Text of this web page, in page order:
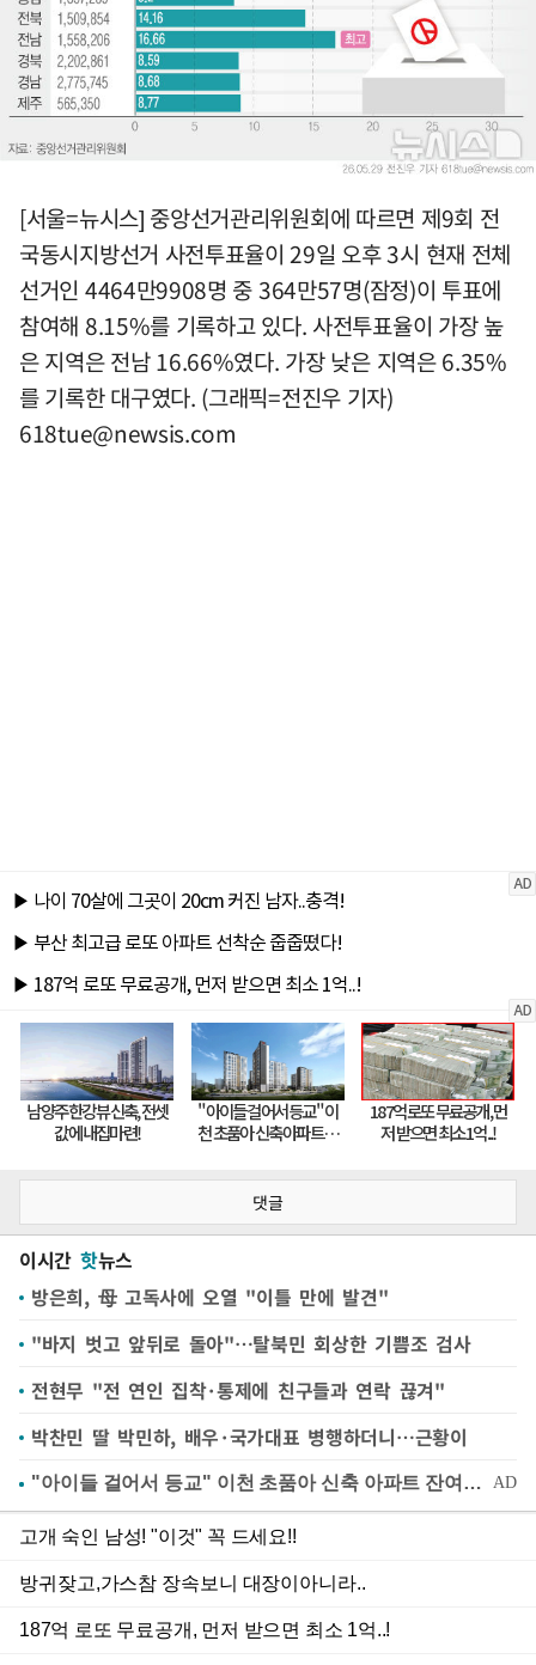
[서울=뉴시스] 중앙선거관리위원회에 따르면 제9회 전
국동시지방선거 사전투표율이 29일 오후 3시 현재 전체
선거인 4464만9908명 중 364만57명(잠정)이 투표에
참여해 8.15%를 기록하고 있다. 사전투표율이 가장 높
은 지역은 전남 16.66%였다. 가장 낮은 지역은 6.35%
를 기록한 대구였다. (그래픽=전진우 기자)
618tue@newsis.com
댓글
이시간 핫뉴스
방은희, 母 고독사에 오열 "이틀 만에 발견"
"바지 벗고 앞뒤로 돌아"…탈북민 회상한 기쁨조 검사
전현무 "전 연인 집착·통제에 친구들과 연락 끊겨"
박찬민 딸 박민하, 배우·국가대표 병행하더니…근황이